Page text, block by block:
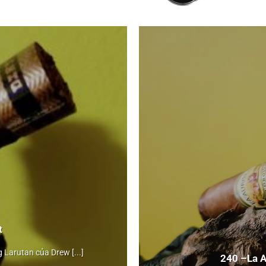
La Opulencia
Intro: Một trong những dòng xì gà tốt nhất của My Father, điếu thuốc